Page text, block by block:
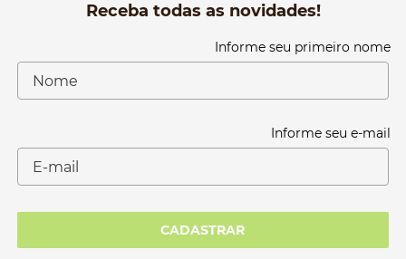
Receba todas as novidades!
Informe seu primeiro nome
Informe seu e-mail
CADASTRAR